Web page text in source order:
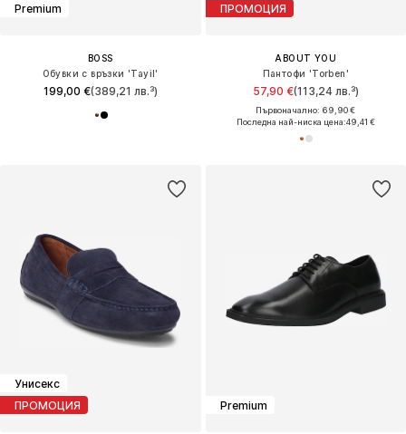
Premium
BOSS
Обувки с връзки 'Tayil'
199,00 €(389,21 лв.³)
ПРОМОЦИЯ
ABOUT YOU
Пантофи 'Torben'
57,90 €(113,24 лв.³)
Първоначално: 69,90 €
Последна най-ниска цена:49,41 €
Унисекс
ПРОМОЦИЯ
Premium